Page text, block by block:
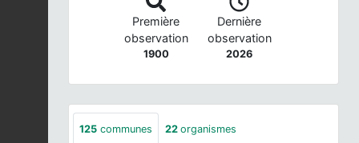
Première
observation
1900
Dernière
observation
2026
125 communes 22 organismes